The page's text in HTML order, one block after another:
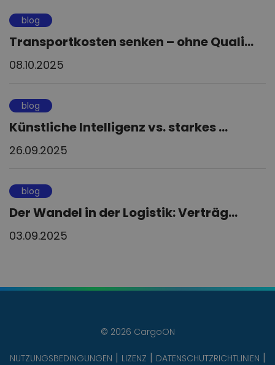
blog
Transportkosten senken – ohne Quali...
08.10.2025
blog
Künstliche Intelligenz vs. starkes ...
26.09.2025
blog
Der Wandel in der Logistik: Verträg...
03.09.2025
© 2026 CargoON
NUTZUNGSBEDINGUNGEN LIZENZ DATENSCHUTZRICHTLINIEN